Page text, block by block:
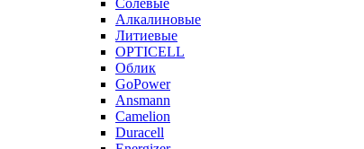
Солевые
Алкалиновые
Литиевые
OPTICELL
Облик
GoPower
Ansmann
Camelion
Duracell